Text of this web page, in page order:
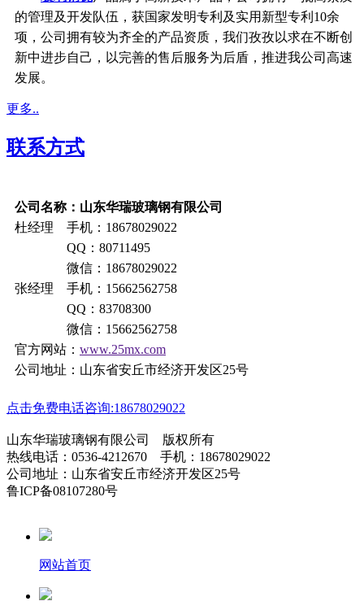
的管理及开发队伍，获国家发明专利及实用新型专利10余
项，公司拥有较为齐全的产品资质，我们孜孜以求在不断创
新中进步自己，以完善的售后服务为后盾，推进我公司高速
发展。
更多..
联系方式
公司名称：山东华瑞玻璃钢有限公司
杜经理 手机：18678029022
QQ：80711495
微信：18678029022
张经理 手机：15662562758
QQ：83708300
微信：15662562758
官方网站： www.25mx.com
公司地址：山东省安丘市经济开发区25号
点击免费电话咨询:18678029022
山东华瑞玻璃钢有限公司 版权所有
热线电话：0536-4212670 手机：18678029022
公司地址：山东省安丘市经济开发区25号
鲁ICP备08107280号
网站首页